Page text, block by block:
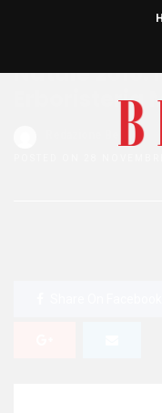
Natale 2016:
Erboristeria